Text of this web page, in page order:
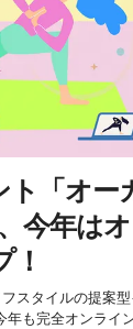
ト「オー
今年はオ
スタイルの提案型
年も完全オンライ